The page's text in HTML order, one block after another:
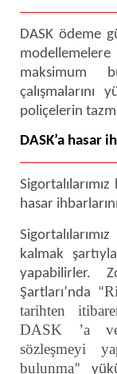
DASK ödeme
maksimum
poliçelerin
DASK’a hasar
hasar
kalmak
yapabilirler.
Şartları’nda “
tarihten
DASK ’a
sözleşmeyi
bulunma”